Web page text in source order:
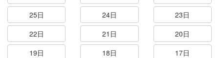
25日
24日
23日
22日
21日
20日
19日
18日
17日